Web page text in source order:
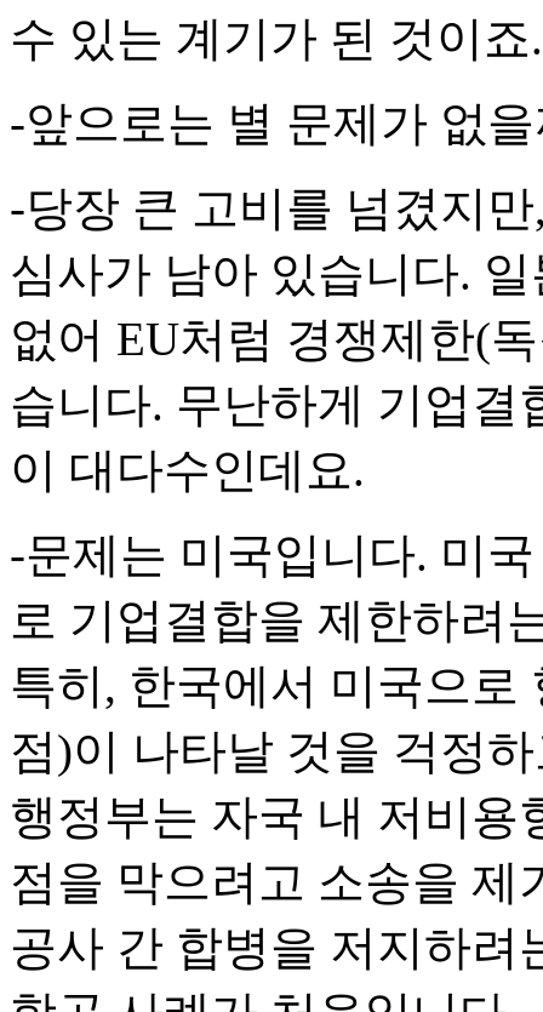
수 있는 계기가 된 것이죠.
-앞으로는 별 문제가 없을
-당장 큰 고비를 넘겼지
심사가 남아 있습니다.
없어 EU처럼 경쟁제한(
습니다. 무난하게 기업결
이 대다수인데요.
-문제는 미국입니다. 미
로 기업결합을 제한하려
특히, 한국에서 미국으로
점)이 나타날 것을 걱정
행정부는 자국 내 저비용
점을 막으려고 소송을 제
공사 간 합병을 저지하려